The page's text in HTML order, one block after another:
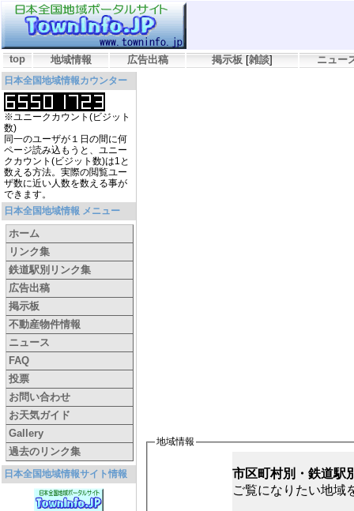
top 地域情報 広告出稿 掲示板 [雑談] ニュー
日本全国地域情報カウンター
※ユニークカウント(ビジット
数)
同一のユーザが１日の間に何
ページ読み込もうと、ユニー
クカウント(ビジット数)は1と
数える方法。実際の閲覧ユー
ザ数に近い人数を数える事が
できます。
日本全国地域情報 メニュー
ホーム
リンク集
鉄道駅別リンク集
広告出稿
掲示板
不動産物件情報
ニュース
FAQ
投票
お問い合わせ
お天気ガイド
Gallery
過去のリンク集
日本全国地域情報サイト情報
地域情報
市区町村別・鉄道駅
ご覧になりたい地域